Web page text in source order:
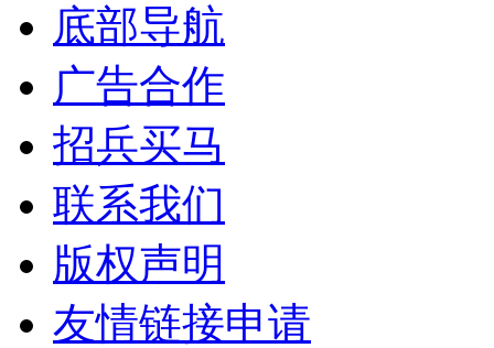
底部导航
广告合作
招兵买马
联系我们
版权声明
友情链接申请